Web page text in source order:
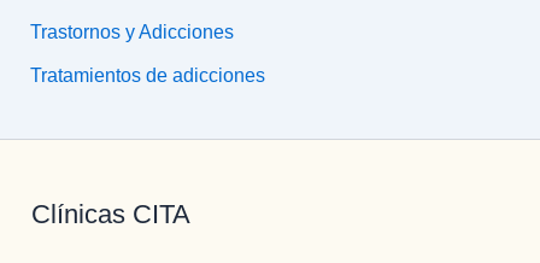
Trastornos y Adicciones
Tratamientos de adicciones
Clínicas CITA